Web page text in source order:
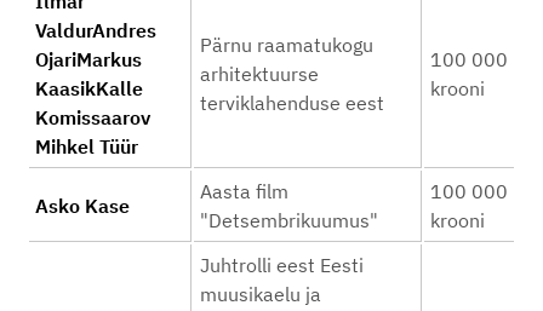
ValdurAndres
OjariMarkus
KaasikKalle
Komissaarov
Mihkel Tüür
Pärnu raamatukogu
arhitektuurse
terviklahenduse eest
100 000
krooni
Asko Kase
Aasta film
"Detsembrikuumus"
100 000
krooni
Juhtrolli eest Eesti
muusikaelu ja